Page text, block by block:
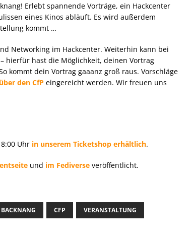
Erlebt spannende Vorträge, ein Hackcenter
eines Kinos abläuft. Es wird außerdem
kommt …
Networking im Hackcenter. Weiterhin kann bei
hierfür hast die Möglichkeit, deinen Vortrag
kommt dein Vortrag gaaanz groß raus. Vorschläge
über den CfP eingereicht werden. Wir freuen uns
Uhr in unserem Ticketshop erhältlich.
und im Fediverse veröffentlicht.
BACKNANG CFP VERANSTALTUNG